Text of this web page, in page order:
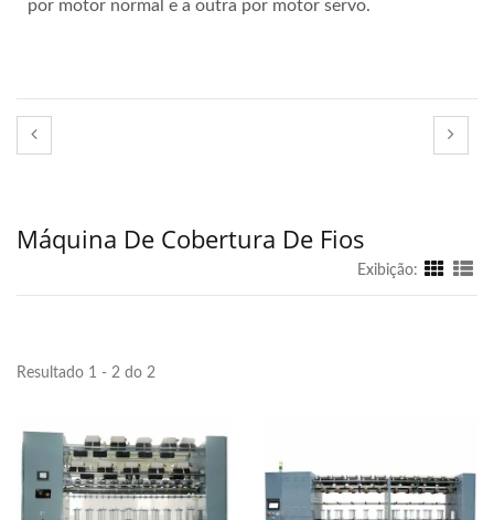
por motor normal e a outra por motor servo.
Máquina De Cobertura De Fios
Exibição:
Resultado 1 - 2 do 2